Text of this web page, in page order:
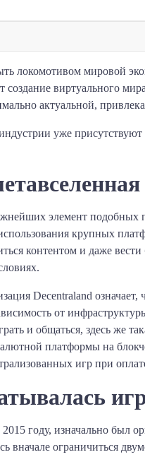
локомотивом мировой
виртуального
актуальной,
уже
элемент подобных
крупных
контентом и даже
Decentraland
от
и общаться, здесь же
платформы на
игр при
году, изначально был
ограничиться